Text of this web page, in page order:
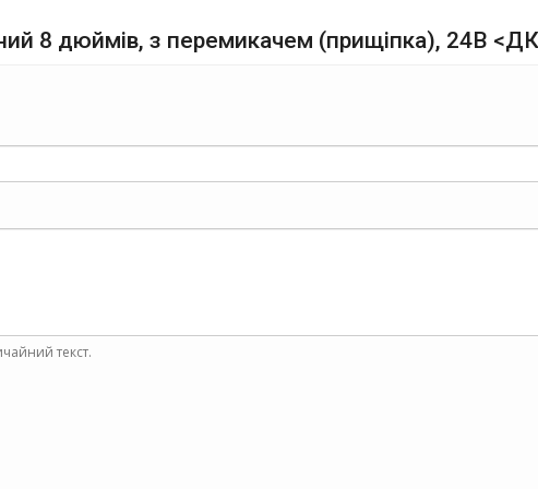
8 дюймів, з перемикачем (прищіпка), 24В
текст.